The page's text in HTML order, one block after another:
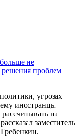
не
решения проблем
угрозах
иностранцы
на
заместитель